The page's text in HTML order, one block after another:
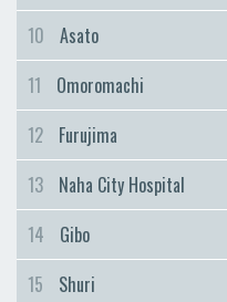
10
Asato
11
Omoromachi
12
Furujima
13
Naha City Hospital
14
Gibo
15
Shuri